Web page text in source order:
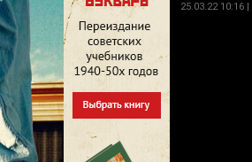
25.03.22 10:16 |